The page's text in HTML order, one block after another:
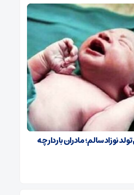
نوزاد سالم؛ مادران باردار چه